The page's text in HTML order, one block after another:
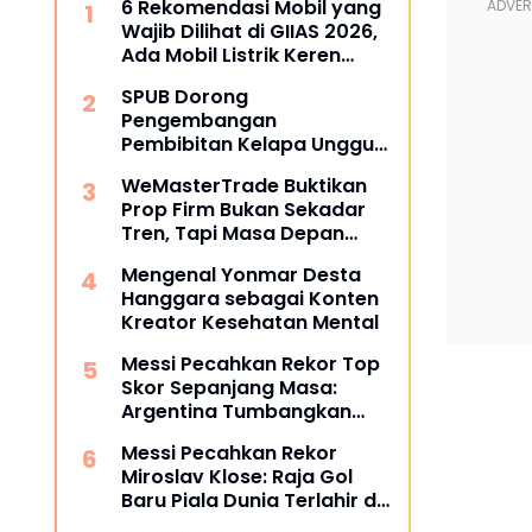
6 Rekomendasi Mobil yang
Wajib Dilihat di GIIAS 2026,
Ada Mobil Listrik Keren
SPUB Dorong
Pengembangan
Pembibitan Kelapa Unggul
WeMasterTrade Buktikan
Prop Firm Bukan Sekadar
Tren, Tapi Masa Depan
Mengenal Yonmar Desta
Hanggara sebagai Konten
Kreator Kesehatan Mental
Messi Pecahkan Rekor Top
Skor Sepanjang Masa:
Argentina Tumbangkan
2026
Messi Pecahkan Rekor
Miroslav Klose: Raja Gol
Baru Piala Dunia Terlahir di